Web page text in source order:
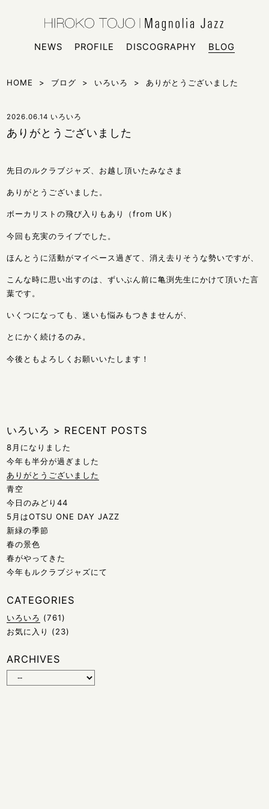
NEWS
PROFILE DISCOGRAPHY BLOG
HOME > ブログ > いろいろ > ありがとうございました
2026.06.14 いろいろ
ありがとうございました
先日のルクラブジャズ、お越し頂いたみなさま
ありがとうございました。
ボーカリストの飛び入りもあり（from UK）
今回も充実のライブでした。
ほんとうに活動がマイペース過ぎて、消え去りそうな勢いですが、
こんな時に思い出すのは、ずいぶん前に亀渕先生にかけて頂いた言
葉です。
いくつになっても、迷いも悩みもつきませんが、
とにかく続けるのみ。
今後ともよろしくお願いいたします！
いろいろ > RECENT POSTS
8月になりました
今年も半分が過ぎました
ありがとうございました
青空
今日のみどり44
5月はOTSU ONE DAY JAZZ
新緑の季節
春の景色
春がやってきた
今年もルクラブジャズにて
CATEGORIES
いろいろ (761)
お気に入り
(23)
ARCHIVES